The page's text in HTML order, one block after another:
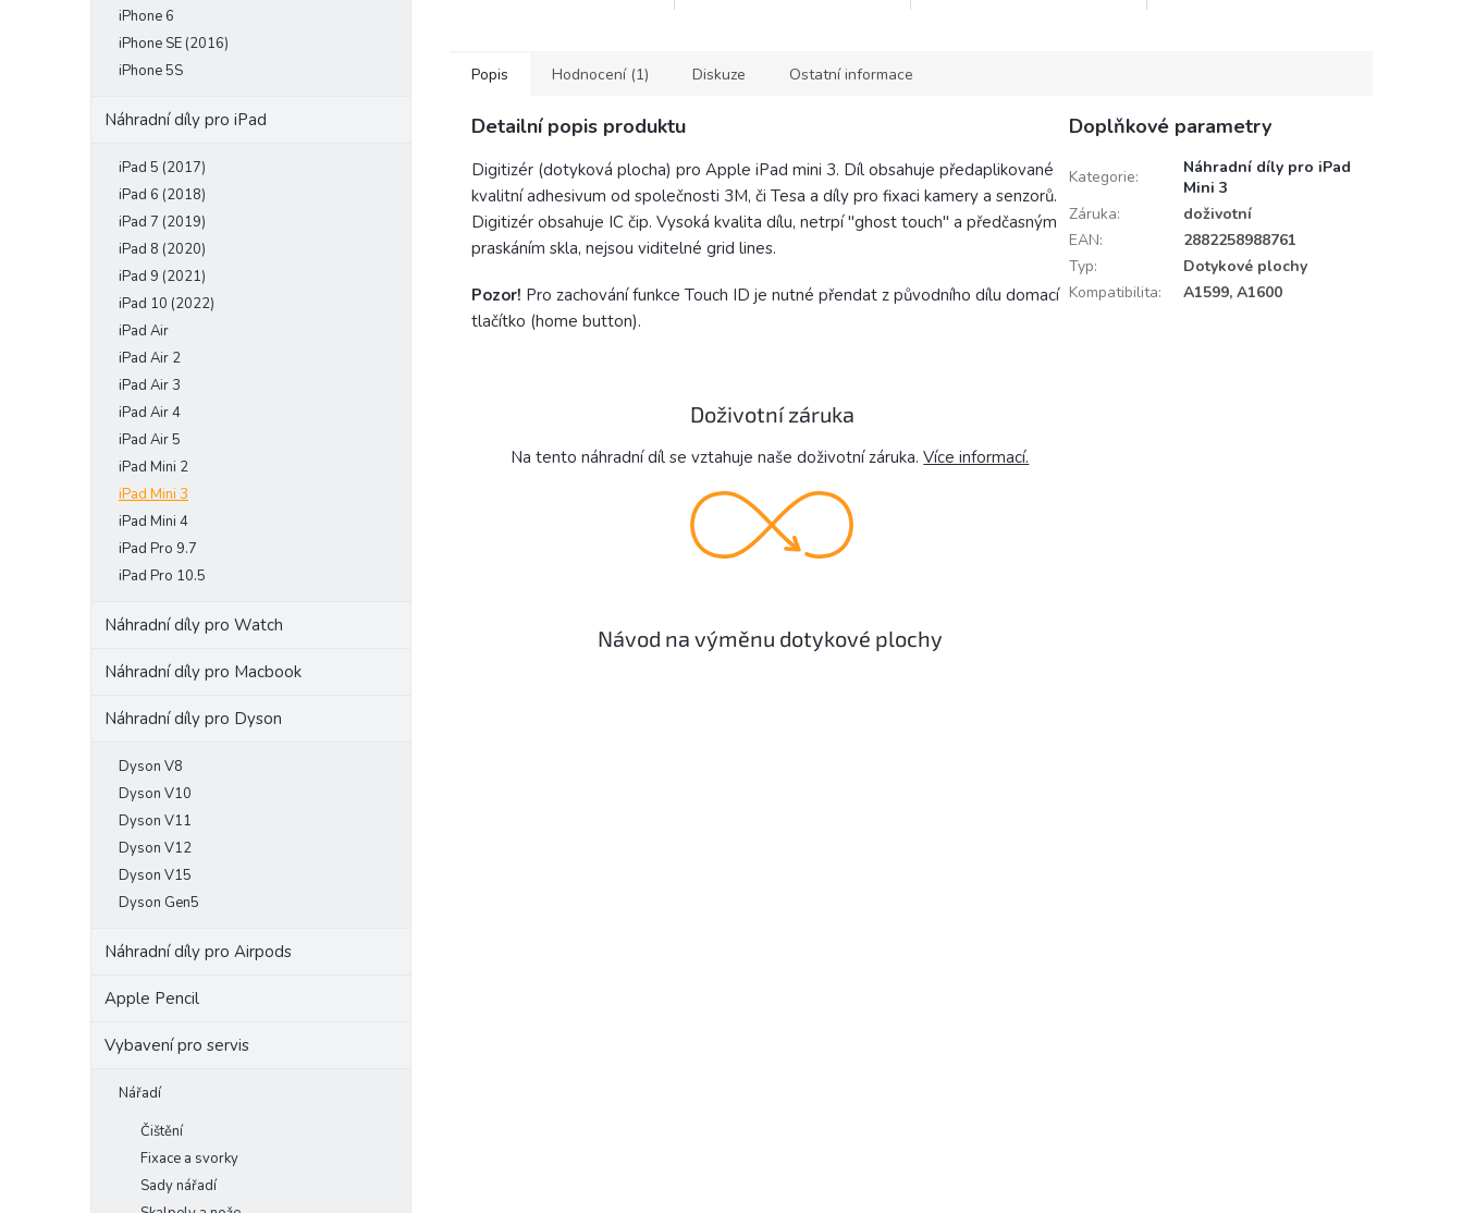
iPhone 6
iPhone SE (2016)
iPhone 5S
Náhradní díly pro iPad
iPad 5 (2017)
iPad 6 (2018)
iPad 7 (2019)
iPad 8 (2020)
iPad 9 (2021)
iPad 10 (2022)
iPad Air
iPad Air 2
iPad Air 3
iPad Air 4
iPad Air 5
iPad Mini 2
iPad Mini 3
iPad Mini 4
iPad Pro 9.7
iPad Pro 10.5
Náhradní díly pro Watch
Náhradní díly pro Macbook
Náhradní díly pro Dyson
Dyson V8
Dyson V10
Dyson V11
Dyson V12
Dyson V15
Dyson Gen5
Náhradní díly pro Airpods
Apple Pencil
Vybavení pro servis
Nářadí
Čištění
Fixace a svorky
Sady nářadí
Popis Hodnocení (1) Diskuze Ostatní informace
Detailní popis produktu
Digitizér (dotyková plocha) pro Apple iPad mini 3. Díl obsahuje předaplikované
kvalitní adhesivum od společnosti 3M, či Tesa a díly pro fixaci kamery a senzorů.
Digitizér obsahuje IC čip. Vysoká kvalita dílu, netrpí "ghost touch" a předčasným
praskáním skla, nejsou viditelné grid lines.
Pozor! Pro zachování funkce Touch ID je nutné přendat z původního dílu domací
tlačítko (home button).
Doživotní záruka
Na tento náhradní díl se vztahuje naše doživotní záruka.Více informací.
Návod na výměnu dotykové plochy
Doplňkové parametry
Kategorie:
Náhradní díly pro iPad
Mini 3
Záruka:
doživotní
EAN:
2882258988761
Typ:
Dotykové plochy
Kompatibilita: A1599, A1600